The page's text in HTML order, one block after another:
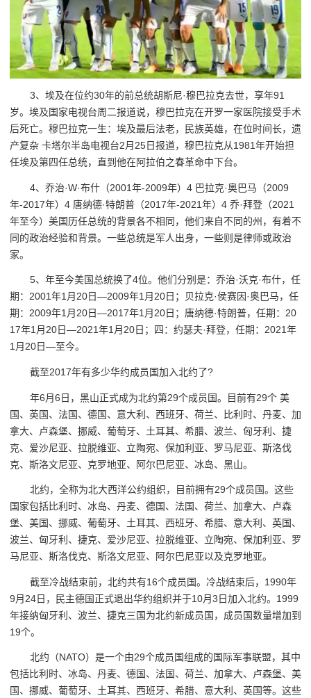
3、埃及在位约30年的前总统胡斯尼·穆巴拉克去世，享年91
岁。埃及国家电视台周二报道说，穆巴拉克在开罗一家医院接受手术
后死亡。穆巴拉克一生：埃及最后法老，民族英雄，在位时间长，遗
产复杂 卡塔尔半岛电视台2月25日报道，穆巴拉克从1981年开始担
任埃及第四任总统，直到他在阿拉伯之春革命中下台。
4、乔治·W·布什（2001年-2009年）4 巴拉克·奥巴马（2009
年-2017年）4 唐纳德·特朗普（2017年-2021年）4 乔·拜登（2021
年至今）美国历任总统的背景各不相同，他们来自不同的州，有着不
同的政治经验和背景。一些总统是军人出身，一些则是律师或政治
家。
5、年至今美国总统换了4位。他们分别是：乔治·沃克·布什，任
期：2001年1月20日—2009年1月20日；贝拉克·侯赛因·奥巴马，任
期：2009年1月20日—2017年1月20日；唐纳德·特朗普，任期：20
17年1月20日—2021年1月20日；四：约瑟夫·拜登，任期：2021年
1月20日—至今。
截至2017年有多少华约成员国加入北约了?
年6月6日，黑山正式成为北约第29个成员国。目前有29个 美
国、英国、法国、德国、意大利、西班牙、荷兰、比利时、丹麦、加
拿大、卢森堡、挪威、葡萄牙、土耳其、希腊、波兰、匈牙利、捷
克、爱沙尼亚、拉脱维亚、立陶宛、保加利亚、罗马尼亚、斯洛伐
克、斯洛文尼亚、克罗地亚、阿尔巴尼亚、冰岛、黑山。
北约，全称为北大西洋公约组织，目前拥有29个成员国。这些
国家包括比利时、冰岛、丹麦、德国、法国、荷兰、加拿大、卢森
堡、美国、挪威、葡萄牙、土耳其、西班牙、希腊、意大利、英国、
波兰、匈牙利、捷克、爱沙尼亚、拉脱维亚、立陶宛、保加利亚、罗
马尼亚、斯洛伐克、斯洛文尼亚、阿尔巴尼亚以及克罗地亚。
截至冷战结束前，北约共有16个成员国。冷战结束后，1990年
9月24日，民主德国正式退出华约组织并于10月3日加入北约。1999
年接纳匈牙利、波兰、捷克三国为北约新成员国，成员国数量增加到
19个。
北约（NATO）是一个由29个成员国组成的国际军事联盟，其中
包括比利时、冰岛、丹麦、德国、法国、荷兰、加拿大、卢森堡、美
国、挪威、葡萄牙、土耳其、西班牙、希腊、意大利、英国等。这些